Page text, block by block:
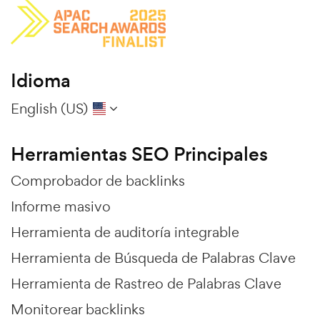
Idioma
English (US)
Herramientas SEO Principales
Comprobador de backlinks
Informe masivo
Herramienta de auditoría integrable
Herramienta de Búsqueda de Palabras Clave
Herramienta de Rastreo de Palabras Clave
Monitorear backlinks